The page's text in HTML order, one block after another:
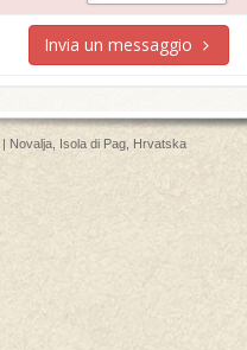
Invia un messaggio
| Novalja Isola di Pag , Hrvatska